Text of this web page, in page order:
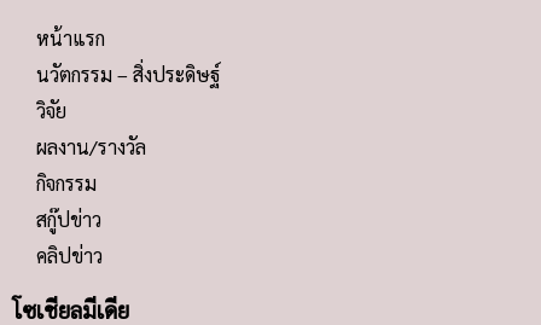
หน้าแรก
นวัตกรรม – สิ่งประดิษฐ์
วิจัย
ผลงาน/รางวัล
กิจกรรม
สกู๊ปข่าว
คลิปข่าว
โซเชียลมีเดีย